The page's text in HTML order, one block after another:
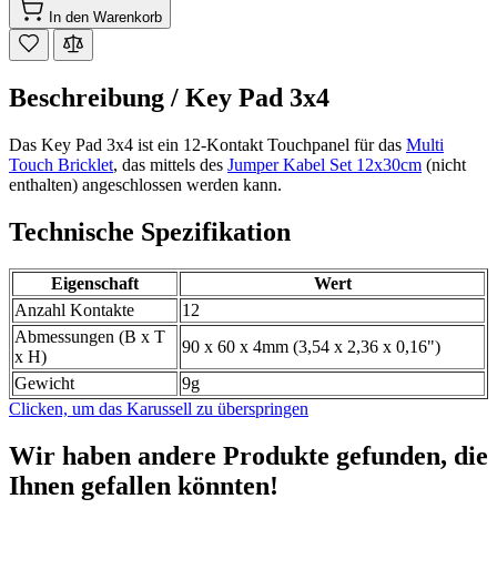
In den Warenkorb
Beschreibung / Key Pad 3x4
Das Key Pad 3x4 ist ein 12-Kontakt Touchpanel für das Multi
Touch Bricklet, das mittels des Jumper Kabel Set 12x30cm (nicht
enthalten) angeschlossen werden kann.
Technische Spezifikation
Eigenschaft
Wert
Anzahl Kontakte
12
Abmessungen (B x T
x H)
90 x 60 x 4mm (3,54 x 2,36 x 0,16")
Gewicht
9g
Clicken, um das Karussell zu überspringen
Wir haben andere Produkte gefunden, die
Ihnen gefallen könnten!